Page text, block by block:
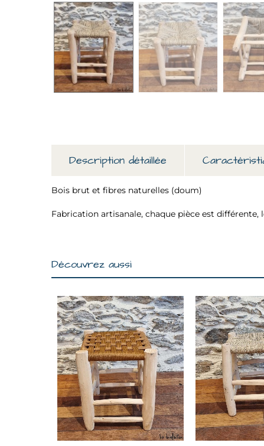
Description détaillée
Bois brut et fibres naturelles (doum)
Fabrication artisanale, chaque pièce est
Découvrez aussi